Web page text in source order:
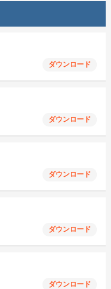
ダウンロード
ダウンロード
ダウンロード
ダウンロード
ダウンロード